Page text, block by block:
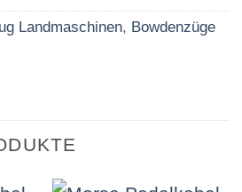
Landmaschinen, Bowdenzüge